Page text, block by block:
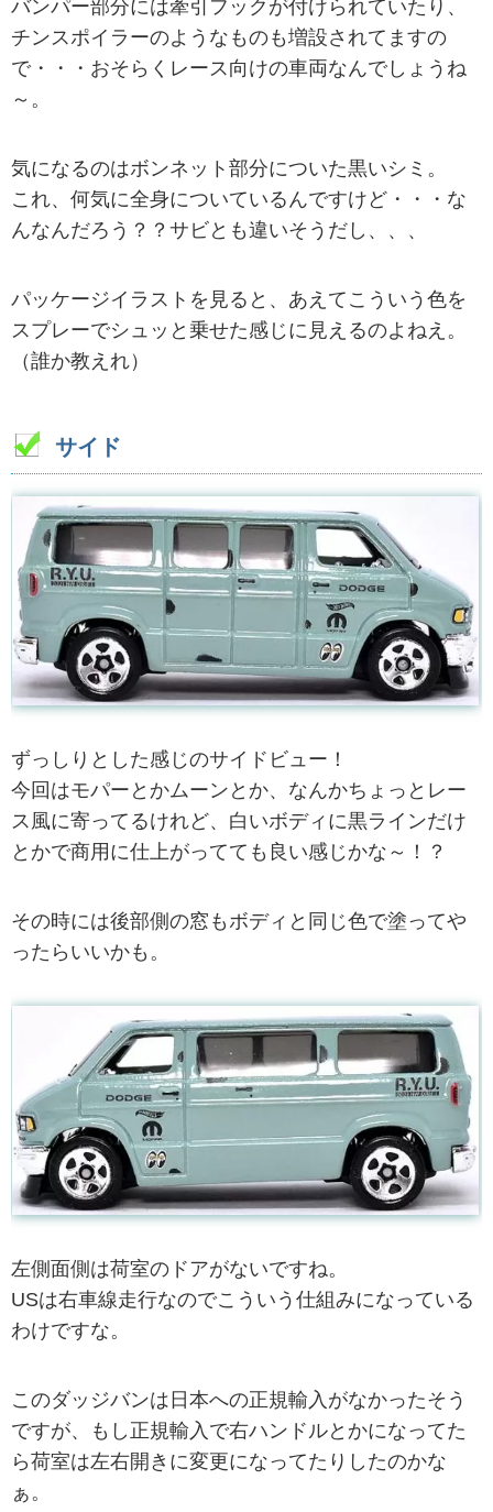
バンパー部分には牽引フックが付けられていたり、
チンスポイラーのようなものも増設されてますの
で・・・おそらくレース向けの車両なんでしょうね
～。
気になるのはボンネット部分についた黒いシミ。
これ、何気に全身についているんですけど・・・な
んなんだろう？？サビとも違いそうだし、、、
パッケージイラストを見ると、あえてこういう色を
スプレーでシュッと乗せた感じに見えるのよねえ。
（誰か教えれ）
サイド
ずっしりとした感じのサイドビュー！
今回はモパーとかムーンとか、なんかちょっとレー
ス風に寄ってるけれど、白いボディに黒ラインだけ
とかで商用に仕上がってても良い感じかな～！？
その時には後部側の窓もボディと同じ色で塗ってや
ったらいいかも。
左側面側は荷室のドアがないですね。
USは右車線走行なのでこういう仕組みになっている
わけですな。
このダッジバンは日本への正規輸入がなかったそう
ですが、もし正規輸入で右ハンドルとかになってた
ら荷室は左右開きに変更になってたりしたのかな
ぁ。